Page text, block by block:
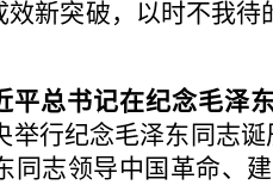
新突破，以时不我
平总书记在纪念毛泽
举行纪念毛泽东同志
同志领导中国革命、